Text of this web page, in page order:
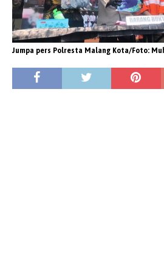
Jumpa pers Polresta Malang Kota/Foto: